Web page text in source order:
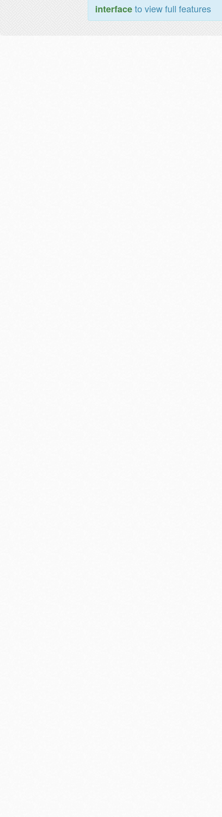
interfaceto view full features